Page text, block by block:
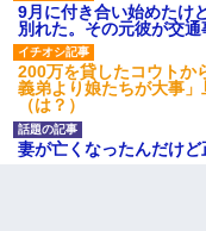
9月に付き合い始めたけ
別れた。その元彼が交
200万を貸したコウトか
義弟より娘たちが大事
（は？）
妻が亡くなったんだけ